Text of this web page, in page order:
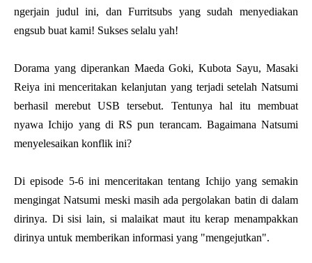
ngerjain judul ini, dan Furritsubs yang sudah menyediakan
engsub buat kami! Sukses selalu yah!
Dorama yang diperankan Maeda Goki, Kubota Sayu, Masaki
Reiya ini menceritakan kelanjutan yang terjadi setelah Natsumi
berhasil merebut USB tersebut. Tentunya hal itu membuat
nyawa Ichijo yang di RS pun terancam. Bagaimana Natsumi
menyelesaikan konflik ini?
Di episode 5-6 ini menceritakan tentang Ichijo yang semakin
mengingat Natsumi meski masih ada pergolakan batin di dalam
dirinya. Di sisi lain, si malaikat maut itu kerap menampakkan
dirinya untuk memberikan informasi yang "mengejutkan".